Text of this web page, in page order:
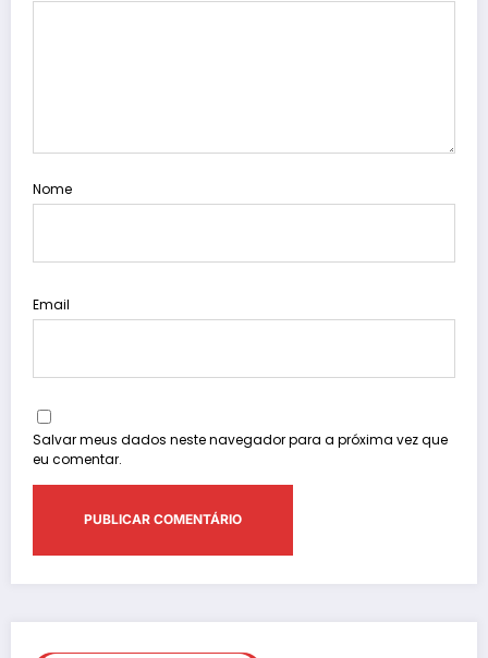
Nome
Email
Salvar meus dados neste navegador para a próxima vez que
eu comentar.